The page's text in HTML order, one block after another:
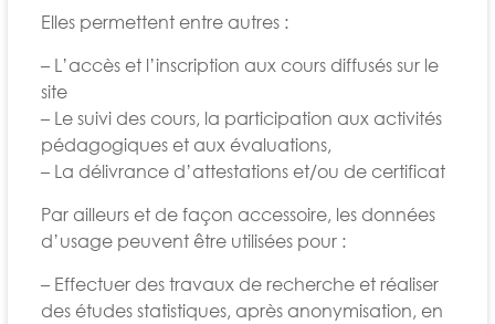
Elles permettent entre autres :
– L’accès et l’inscription aux cours diffusés sur le
site
– Le suivi des cours, la participation aux activités
pédagogiques et aux évaluations,
– La délivrance d’attestations et/ou de certificat
Par ailleurs et de façon accessoire, les données
d’usage peuvent être utilisées pour :
– Effectuer des travaux de recherche et réaliser
des études statistiques, après anonymisation, en